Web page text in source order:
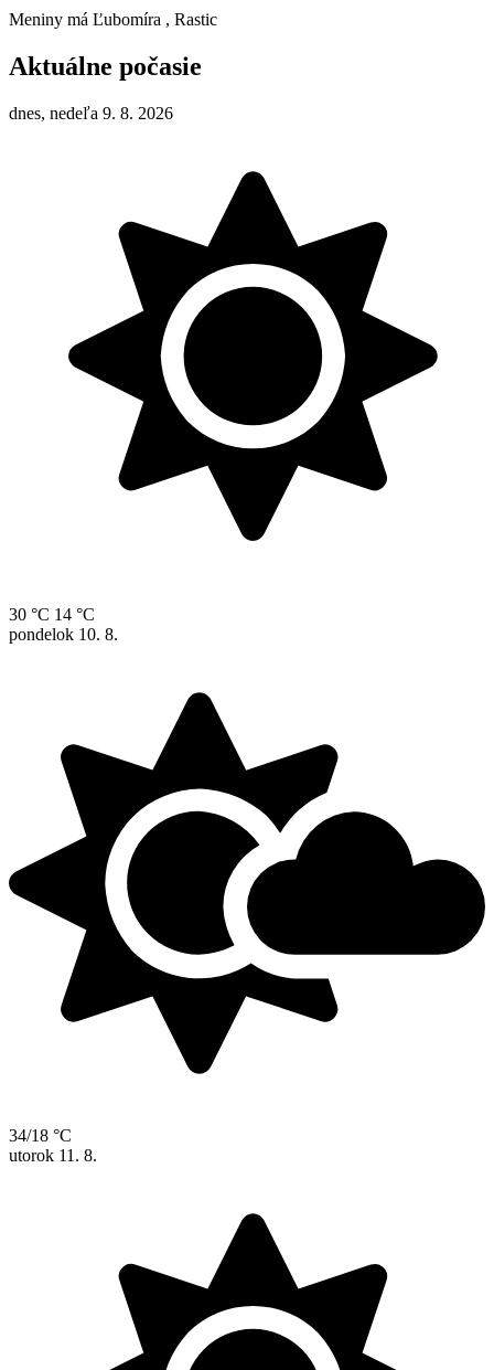
Meniny má Ľubomíra , Rastic
Aktuálne počasie
dnes, nedeľa 9. 8. 2026
30 °C 14 °C
pondelok 10. 8.
34/18 °C
utorok 11. 8.